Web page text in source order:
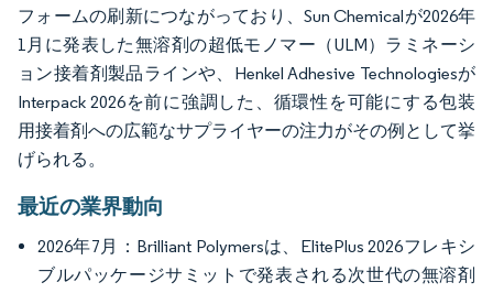
フォームの刷新につながっており、Sun Chemicalが2026年
1月に発表した無溶剤の超低モノマー（ULM）ラミネーシ
ョン接着剤製品ラインや、Henkel Adhesive Technologiesが
Interpack 2026を前に強調した、循環性を可能にする包装
用接着剤への広範なサプライヤーの注力がその例として挙
げられる。
最近の業界動向
2026年7月：Brilliant Polymersは、ElitePlus 2026フレキシ
ブルパッケージサミットで発表される次世代の無溶剤